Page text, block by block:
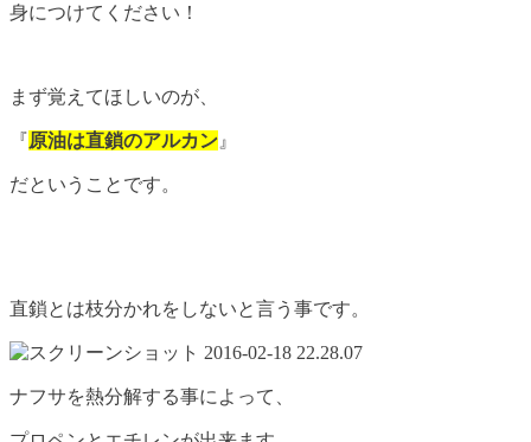
身につけてください！
まず覚えてほしいのが、
『原油は直鎖のアルカン 』
だということです。
直鎖とは枝分かれをしないと言う事です。
ナフサを熱分解する事によって、